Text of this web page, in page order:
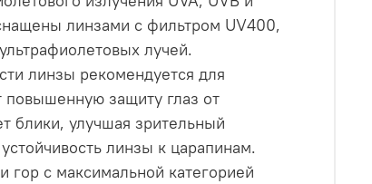
линзами с фильтром UV400,
лучей.
линзы рекомендуется для
повышенную защиту глаз от
блики, улучшая зрительный
линзы к царапинам.
гор с максимальной категорией